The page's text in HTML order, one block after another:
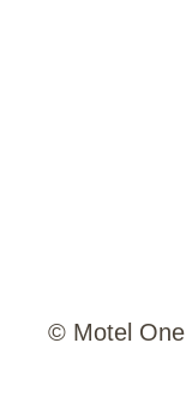
© Motel One